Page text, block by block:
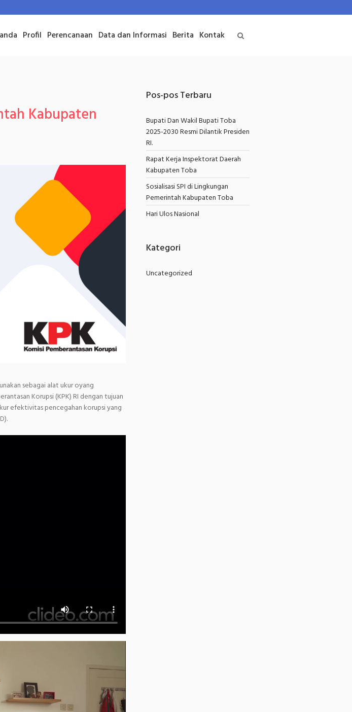
Profil Perencanaan Data dan Informasi Berita Kontak
Kabupaten
sebagai alat ukur oyang
Korupsi (KPK) RI dengan tujuan
efektivitas pencegahan korupsi yang
Pos-pos Terbaru
Bupati Dan Wakil Bupati Toba
2025-2030 Resmi Dilantik Presiden
RI.
Rapat Kerja Inspektorat Daerah
Kabupaten Toba
Sosialisasi SPI di Lingkungan
Pemerintah Kabupaten Toba
Hari Ulos Nasional
Kategori
Uncategorized